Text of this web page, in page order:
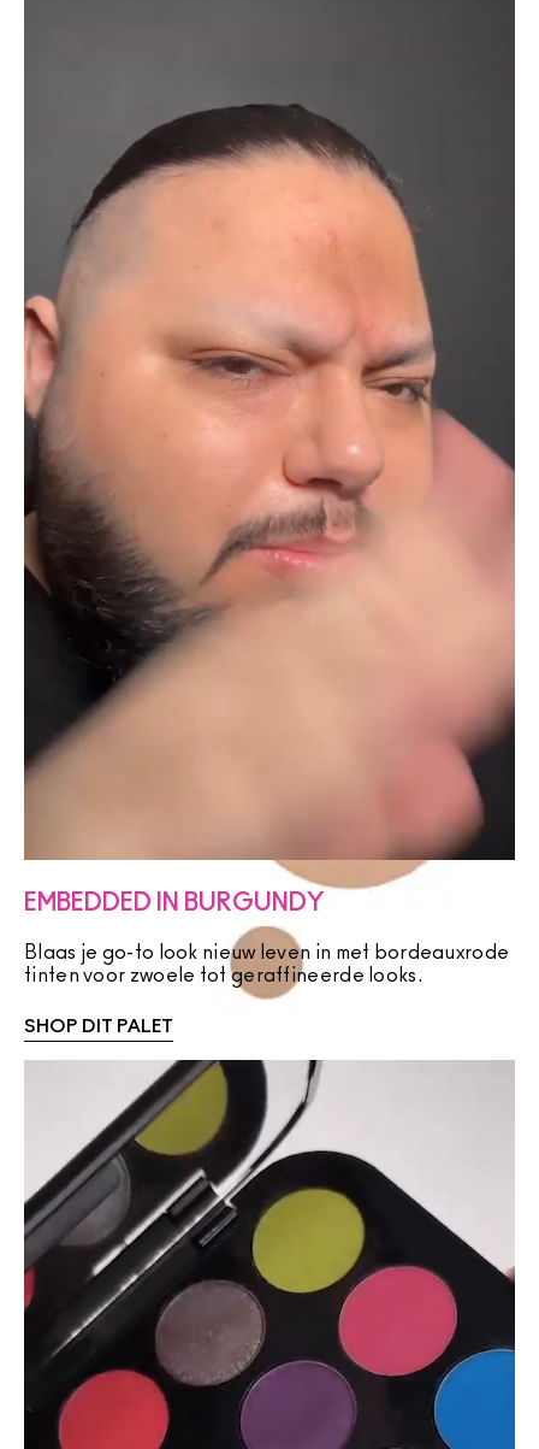
EMBEDDED IN BURGUNDY
Blaas je go-to look nieuw leven in met bordeauxrode
tinten voor zwoele tot geraffineerde looks.
SHOP DIT PALET